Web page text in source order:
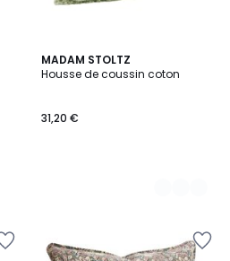
MADAM STOLTZ
Housse de coussin coton
31,20 €
5
Couleurs